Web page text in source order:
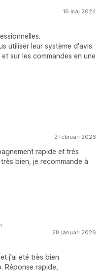
16 maj 2024
utiliser leur système d'avis.
sur les commandes en une
2 februari 2026
rapide et très
bien, je recommande à
28 januari 2026
j’ai été très bien
Réponse rapide,